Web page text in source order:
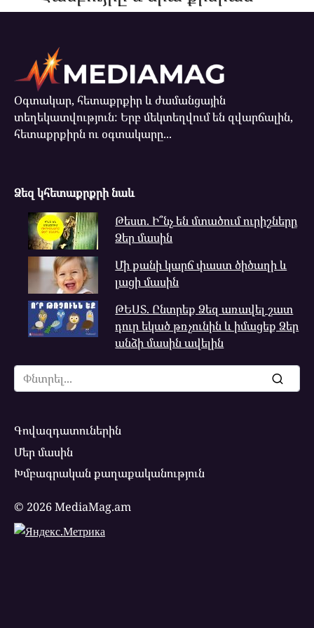
Օգտակար, հետաքրքիր և ժամանցային
տեղեկատվություն: Երբ մեկտեղվում են զվարճալին,
հետաքրքիրն ու օգտակարը...
Ձեզ կհետաքրքրի նաև
Թեստ. Ի՞նչ են մտածում ուրիշները
Ձեր մասին
Մի քանի կարճ փաստ ծիծաղի և
լացի մասին
ԹԵՍՏ. Ընտրեք Ձեզ առավել շատ
դուր եկած թռչունին և իմացեք Ձեր
անձի մասին ավելին
Search
for:
Գովազդատուներին
Մեր մասին
Խմբագրական քաղաքականություն
© 2026 MediaMag.am